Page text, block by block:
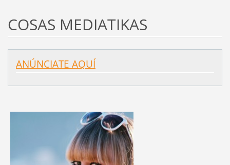
COSAS MEDIATIKAS
ANÚNCIATE AQUÍ